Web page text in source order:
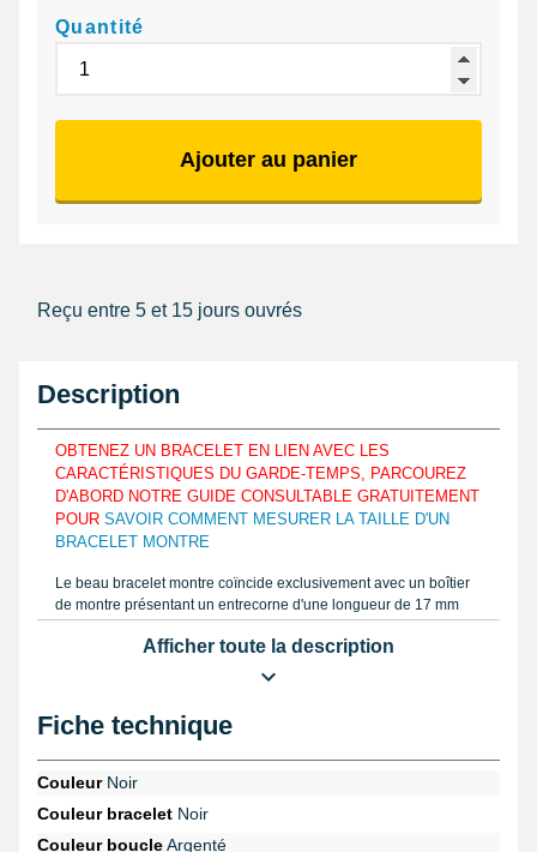
Quantité
Ajouter au panier
Reçu entre 5 et 15 jours ouvrés
Description
OBTENEZ UN BRACELET EN LIEN AVEC LES
CARACTÉRISTIQUES DU GARDE-TEMPS, PARCOUREZ
D'ABORD NOTRE GUIDE CONSULTABLE GRATUITEMENT
POUR SAVOIR COMMENT MESURER LA TAILLE D'UN
BRACELET MONTRE
Le beau bracelet montre coïncide exclusivement avec un boîtier
de montre présentant un entrecorne d'une longueur de 17 mm
est réalisé à l'aide de cuir véritable. Mesurez la mesure exacte
d'un bracelet de montre que vous décidez réparer, déterminez la
identique au guide disponible sur notre site internet. Conçu grâce
à du cuir véritable, le bracelet pour montre possède une
fermeture ardillon.
pompe montre. En se procurant un
interchangeable provenant de la catégorie
Afficher toute la description
Fiche technique
CouleurNoir
Couleur bracelet Noir
Couleur boucleArgenté